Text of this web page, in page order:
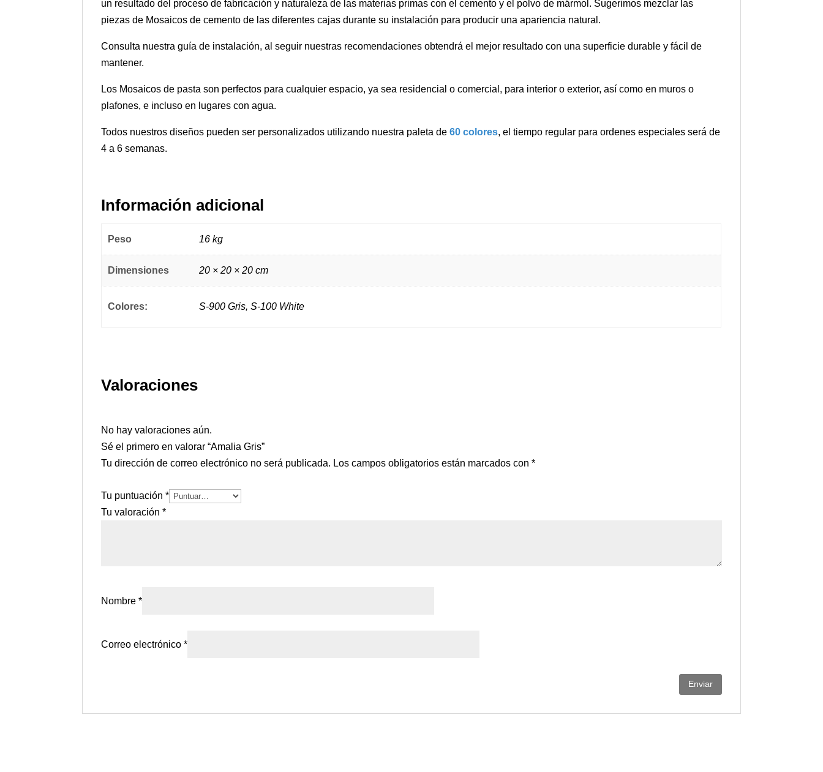
un resultado del proceso de fabricación y naturaleza de las materias primas con el cemento y el polvo de mármol. Sugerimos mezclar las
piezas de Mosaicos de cemento de las diferentes cajas durante su instalación para producir una apariencia natural.
Consulta nuestra guía de instalación, al seguir nuestras recomendaciones obtendrá el mejor resultado con una superficie durable y fácil de
mantener.
Los Mosaicos de pasta son perfectos para cualquier espacio, ya sea residencial o comercial, para interior o exterior, así como en muros o
plafones, e incluso en lugares con agua.
Todos nuestros diseños pueden ser personalizados utilizando nuestra paleta de60 colores, el tiempo regular para ordenes especiales será de
4 a 6 semanas.
Información adicional
Peso 16 kg
Dimensiones 20 × 20 × 20 cm
Colores: S-900 Gris, S-100 White
Valoraciones
No hay valoraciones aún.
Sé el primero en valorar “Amalia Gris”
Tu dirección de correo electrónico no será publicada. Los campos obligatorios están marcados con*
Tu puntuación*
Tu valoración*
Nombre*
Correo electrónico*